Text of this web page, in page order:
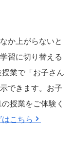
か上がらないと
習に切り替える
業で「お子さん
できます。お子
授業をご体験く
こちら